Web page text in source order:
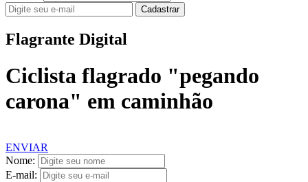
Flagrante Digital
Ciclista flagrado "pegando
carona" em caminhão
ENVIAR
Nome:
E-mail: